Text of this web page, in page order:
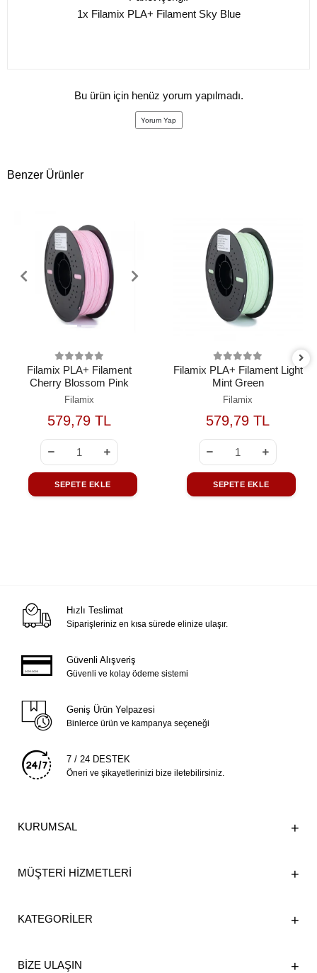
1x Filamix PLA+ Filament Sky Blue
Bu ürün için henüz yorum yapılmadı.
Yorum Yap
Benzer Ürünler
Filamix PLA+ Filament
Cherry Blossom Pink
Filamix
579,79 TL
SEPETE EKLE
Filamix PLA+ Filament Light
Mint Green
Filamix
579,79 TL
SEPETE EKLE
Hızlı Teslimat
Siparişleriniz en kısa sürede elinize ulaşır.
Güvenli Alışveriş
Güvenli ve kolay ödeme sistemi
Geniş Ürün Yelpazesi
Binlerce ürün ve kampanya seçeneği
7 / 24 DESTEK
Öneri ve şikayetlerinizi bize iletebilirsiniz.
KURUMSAL
MÜŞTERİ HİZMETLERİ
KATEGORİLER
BİZE ULAŞIN